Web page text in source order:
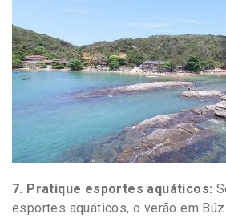
7. Pratique esportes aquáticos:
esportes aquáticos, o verão em